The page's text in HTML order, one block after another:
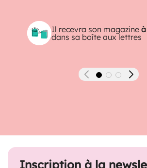
Il recevra son magazine
dans sa boîte aux lettres
Précédent
Inscription à la